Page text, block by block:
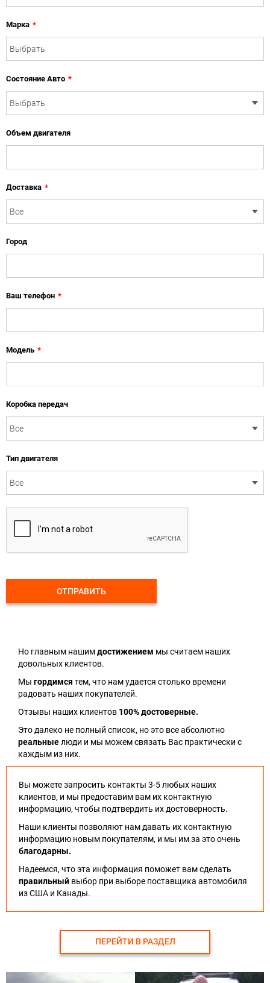
Марка *
Состояние Авто *
Объем двигателя
Доставка *
Город
Ваш телефон *
Модель *
Коробка передач
Тип двигателя
ОТПРАВИТЬ
Но главным нашимдостижением мы считаем наших
довольных клиентов.
Мы гордимся тем, что нам удается столько времени
радовать наших покупателей.
Отзывы наших клиентов 100% достоверные.
Это далеко не полный список, но это все абсолютно
реальныелюди и мы можем связать Вас практически с
каждым из них.
Вы можете запросить контакты 3-5 любых наших
клиентов, и мы предоставим вам их контактную
информацию, чтобы подтвердить их достоверность.
Наши клиенты позволяют нам давать их контактную
информацию новым покупателям, и мы им за это очень
благодарны.
Надеемся, что эта информация поможет вам сделать
правильный выбор при выборе поставщика автомобиля
из США и Канады.
ПЕРЕЙТИ В РАЗДЕЛ